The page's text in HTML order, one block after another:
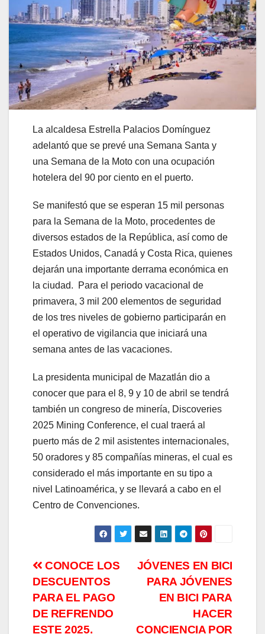
La alcaldesa Estrella Palacios Domínguez
adelantó que se prevé una Semana Santa y
una Semana de la Moto con una ocupación
hotelera del 90 por ciento en el puerto.
Se manifestó que se esperan 15 mil personas
para la Semana de la Moto, procedentes de
diversos estados de la República, así como de
Estados Unidos, Canadá y Costa Rica, quienes
dejarán una importante derrama económica en
la ciudad. Para el periodo vacacional de
primavera, 3 mil 200 elementos de seguridad
de los tres niveles de gobierno participarán en
el operativo de vigilancia que iniciará una
semana antes de las vacaciones.
La presidenta municipal de Mazatlán dio a
conocer que para el 8, 9 y 10 de abril se tendrá
también un congreso de minería, Discoveries
2025 Mining Conference, el cual traerá al
puerto más de 2 mil asistentes internacionales,
50 oradores y 85 compañías mineras, el cual es
considerado el más importante en su tipo a
nivel Latinoamérica, y se llevará a cabo en el
Centro de Convenciones.
Navegación
de
entradas
JÓVENES EN BICI
PARA JÓVENES
EN BICI PARA
HACER
CONCIENCIA POR
CONOCE LOS
DESCUENTOS
PARA EL PAGO
DE REFRENDO
ESTE 2025.